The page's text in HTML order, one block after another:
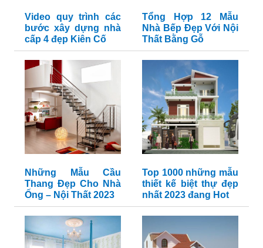
Video quy trình các
bước xây dựng nhà
cấp 4 đẹp Kiên Cố
Tổng Hợp 12 Mẫu
Nhà Bếp Đẹp Với Nội
Thất Bằng Gỗ
Những Mẫu Cầu
Thang Đẹp Cho Nhà
Ống – Nội Thất 2023
Top 1000 những mẫu
thiết kế biệt thự đẹp
nhất 2023 đang Hot